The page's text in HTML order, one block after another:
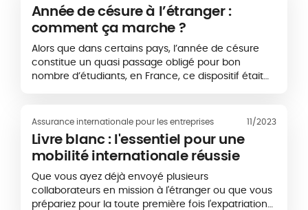
Année de césure à l’étranger :
comment ça marche ?
Alors que dans certains pays, l’année de césure
constitue un quasi passage obligé pour bon
nombre d’étudiants, en France, ce dispositif était
Assurance internationale pour les entreprises 11/2023
Livre blanc : l'essentiel pour une
mobilité internationale réussie
Que vous ayez déjà envoyé plusieurs
collaborateurs en mission à l'étranger ou que vous
prépariez pour la toute première fois l'expatriation